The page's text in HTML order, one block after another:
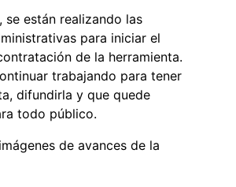
se están realizando las
para iniciar el
de la herramienta.
trabajando para tener
difundirla y que quede
todo público.
de avances de la